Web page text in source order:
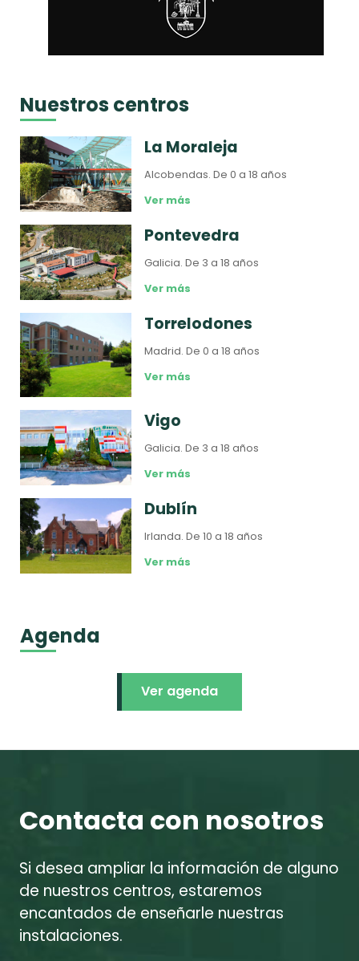
Nuestros centros
La Moraleja
Alcobendas.De 0 a 18 años
Ver más
Pontevedra
Galicia.De 3 a 18 años
Ver más
Torrelodones
Madrid.De 0 a 18 años
Ver más
Vigo
Galicia.De 3 a 18 años
Ver más
Dublín
Irlanda.De 10 a 18 años
Ver más
Agenda
Ver agenda
Contacta con nosotros
Si desea ampliar la información de alguno
de nuestros centros, estaremos
encantados de enseñarle nuestras
instalaciones.